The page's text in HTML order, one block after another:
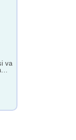
va